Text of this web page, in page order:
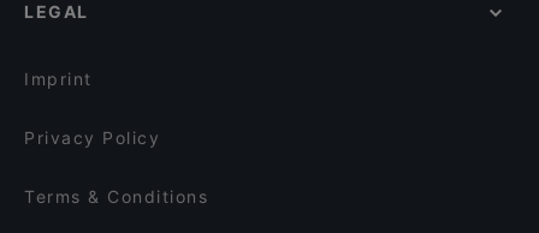
Ravintola Merimesta
Cosy Restaurants in Pori
LEGAL
Imprint
Privacy Policy
Terms & Conditions